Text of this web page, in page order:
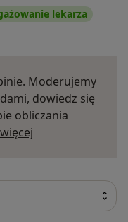
lekarza
Moderujemy
dowiedz się
obliczania